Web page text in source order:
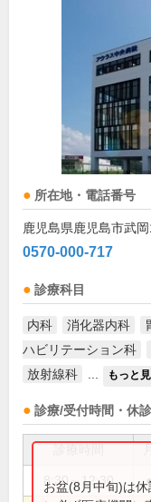
所在地・電話番号
鹿児島県鹿児島市武
0570-000-717
診療科目
内科 消化器内科
ハビリテーション科
放射線科
もっと
診療/受付時間・休
8:30～12:30
お盆(8月中旬)は